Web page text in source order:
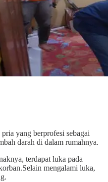
pria yang berprofesi sebagai
darah di dalam rumahnya.
terdapat luka pada
mengalami luka,